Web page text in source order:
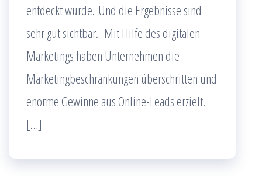
entdeckt wurde. Und die Ergebnisse sind
sehr gut sichtbar. Mit Hilfe des digitalen
Marketings haben Unternehmen die
Marketingbeschränkungen überschritten und
enorme Gewinne aus Online-Leads erzielt.
[…]